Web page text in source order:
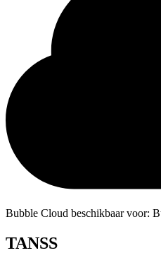
Bubble Cloud beschikbaar voor:
TANSS